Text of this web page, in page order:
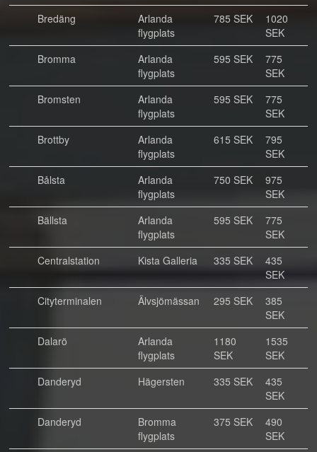
Bredäng
Arlanda
flygplats
785 SEK
1020
SEK
Bromma
Arlanda
flygplats
595 SEK
775
SEK
Bromsten
Arlanda
flygplats
595 SEK
775
SEK
Brottby
Arlanda
flygplats
615 SEK
795
SEK
Bålsta
Arlanda
flygplats
750 SEK
975
SEK
Bällsta
Arlanda
flygplats
595 SEK
775
SEK
Centralstation
Kista Galleria 335 SEK
435
SEK
Cityterminalen
Älvsjömässan 295 SEK
385
SEK
Dalarö
Arlanda
flygplats
1180
SEK
1535
SEK
Danderyd
Hägersten 335 SEK
435
SEK
Danderyd
Bromma
flygplats
375 SEK
490
SEK